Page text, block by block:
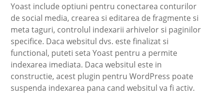
Yoast include optiuni pentru conectarea conturilor
de social media, crearea si editarea de fragmente si
meta taguri, controlul indexarii arhivelor si paginilor
specifice. Daca websitul dvs. este finalizat si
functional, puteti seta Yoast pentru a permite
indexarea imediata. Daca websitul este in
constructie, acest plugin pentru WordPress poate
suspenda indexarea pana cand websitul va fi activ.